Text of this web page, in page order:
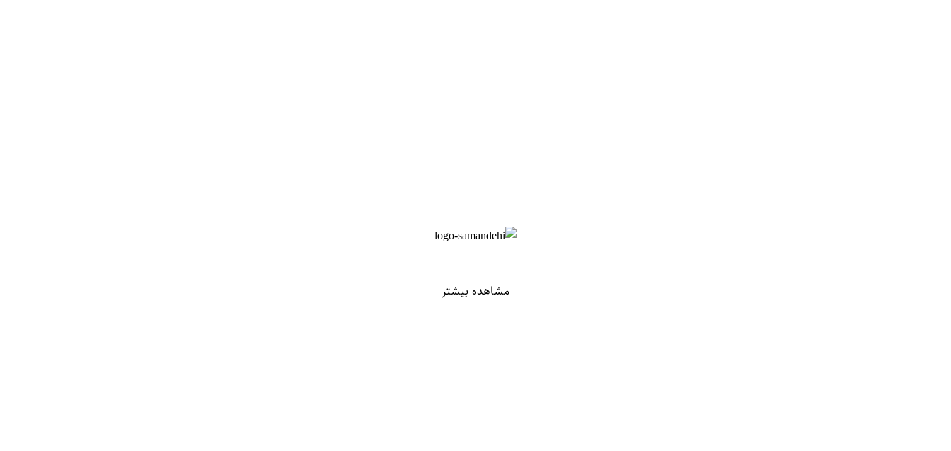
مشاهده بیشتر